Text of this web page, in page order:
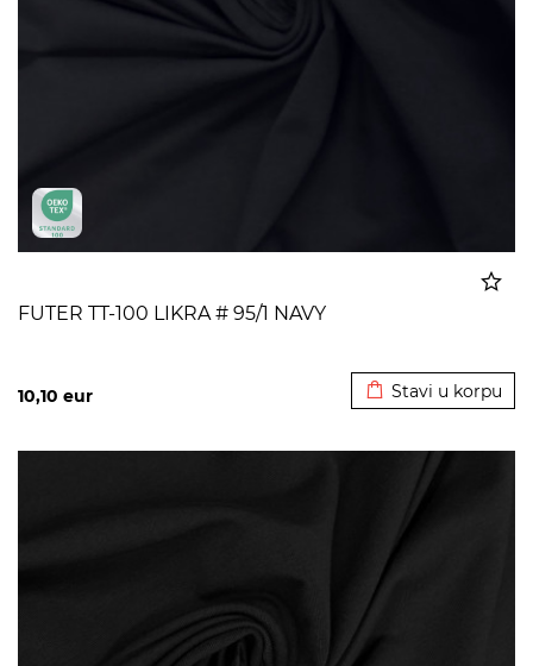
FUTER TT-100 LIKRA # 95/1 NAVY
10,10 eur Stavi u korpu